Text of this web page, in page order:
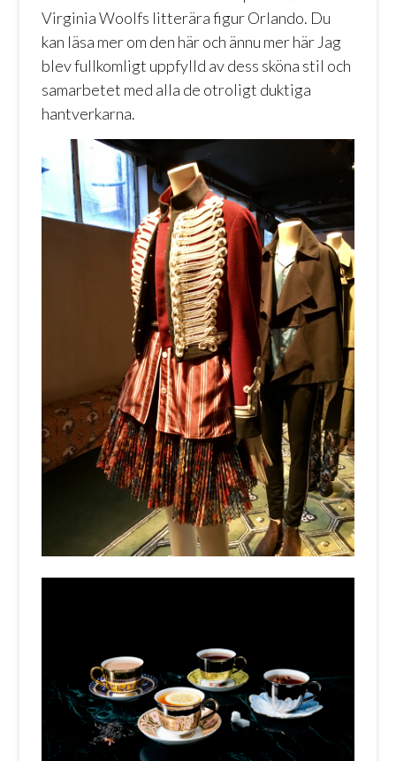
Virginia Woolfs litterära figur Orlando. Du
kan läsa mer om den häroch ännu merhär Jag
blev fullkomligt uppfylld av dess sköna stil och
samarbetet med alla de otroligt duktiga
hantverkarna.